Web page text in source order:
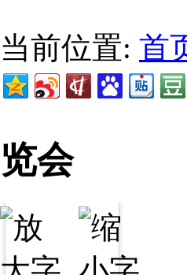
当前位置: 首
览会